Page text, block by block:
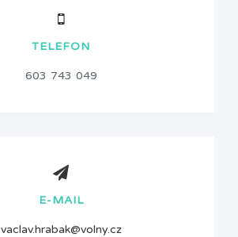
TELEFON
603 743 049
E-MAIL
vaclav.hrabak@volny.cz